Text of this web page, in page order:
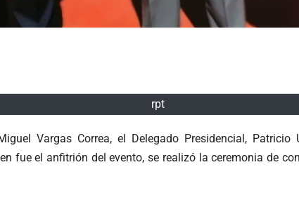
rpt
Vargas Correa, el Delegado Presidencial,
fue el anfitrión del evento, se realizó la ceremonia de